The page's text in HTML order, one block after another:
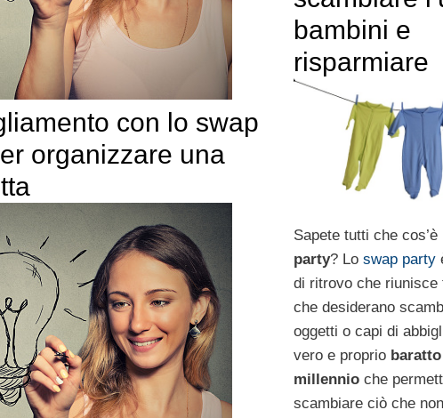
con lo swap
organizzare una
bambini e
risparmiare
Sapete tutti che cos’è
party? Lo swap party
di ritrovo che riunisce
che desiderano
oggetti o capi di
vero e proprio
millennio che
scambiare ciò che